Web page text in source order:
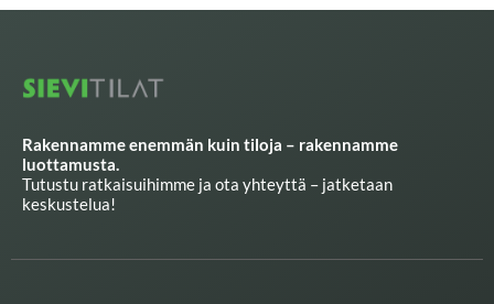
Rakennamme enemmän kuin tiloja – rakennamme
luottamusta.
Tutustu ratkaisuihimme ja ota yhteyttä – jatketaan
keskustelua!